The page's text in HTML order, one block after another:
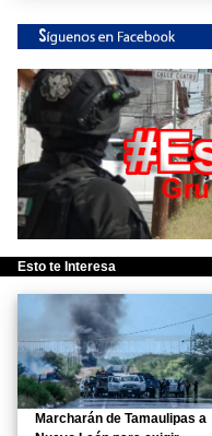
Esto te Interesa
Marcharán de Tamaulipas a